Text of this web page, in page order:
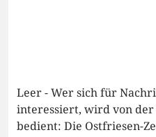
Leer - Wer sich für
interessiert, wird von der
bedient: Die Ostfriesen-